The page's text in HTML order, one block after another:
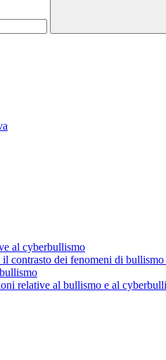
al cyberbullismo
contrasto dei fenomeni di
relative al bullismo e al